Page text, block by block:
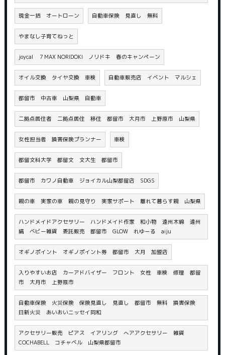
現金一括 オートローン 自動車保険 見直し 無料
やまなし子育てねっと
joycal ７MAX NORIDOKI ノリドキ 春のキャンペーン
オイル交換 タイヤ交換 車検 自動車販売店 イベント マルシェ
都留市 中古車 山梨県 自動車
二拠点居住者 二拠点居住 移住 都留市 大月市 上野原市 山梨県
女性担当者 損害保険プランナー 車検
都留文科大学 都留文 文大生 都留市
都留市 カワノ自動車 ジョイカル山梨都留店 SDGS
親の車 実家の車 親の見守り 実家サポート 離れて暮らす親 山梨県
ハンドメイドアクセサリー ハンドメイド作家 和小物 遠州木綿 遠州
縞 ベビー雑貨 委託販売 都留市 GLOW れゆーる aiju
オギノポイント オギノポイント券 都留市 大月 加盟店
入りやすいお店 カーアドバイザー フロント 女性 車検 修理 都留
市 大月市 上野原市
自動車保険 火災保険 保険見直し 見直し 都留市 無料 損害保険
日新火災 あいおいニッセイ同和
アクセサリー販売 ピアス イアリング へアアクセサリー 雑貨
COCHABELL コチャベル 山梨県都留市